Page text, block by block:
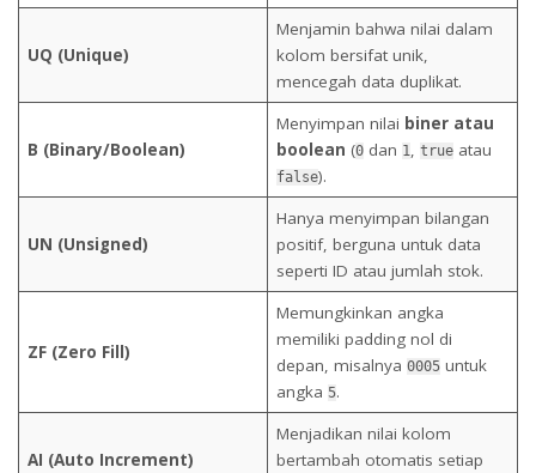
UQ (Unique)
Menjamin bahwa nilai dalam
kolom bersifat unik,
mencegah data duplikat.
B (Binary/Boolean)
Menyimpan nilai biner atau
boolean (0dan 1, trueatau
false).
UN (Unsigned)
Hanya menyimpan bilangan
positif, berguna untuk data
seperti ID atau jumlah stok.
ZF (Zero Fill)
Memungkinkan angka
memiliki padding nol di
depan, misalnya 0005untuk
angka 5.
AI (Auto Increment)
Menjadikan nilai kolom
bertambah otomatis setiap